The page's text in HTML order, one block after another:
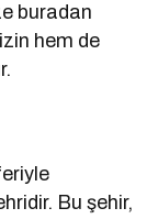
buradan
hem de
Bu şehir,